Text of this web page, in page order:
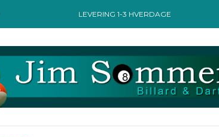
LEVERING 1-3 HVERDAGE